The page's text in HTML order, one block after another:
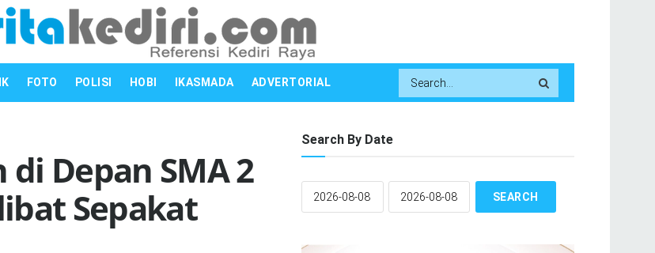
FOTO POLISI HOBI IKASMADA ADVERTORIAL
Depan SMA 2
Sepakat
Search By Date